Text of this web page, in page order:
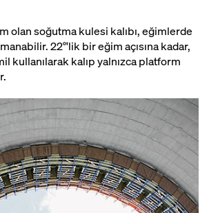
olan soğutma kulesi kalıbı, eğimlerde
22°'lik bir eğim açısına kadar,
kullanılarak kalıp yalnızca platform